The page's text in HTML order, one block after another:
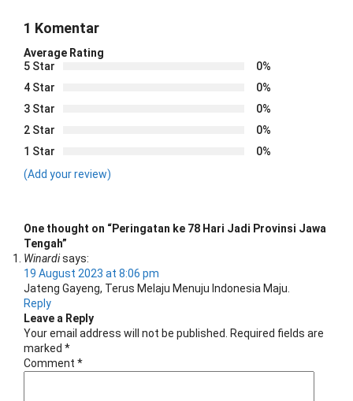
1 Komentar
Average Rating
5 Star
0%
4 Star
0%
3 Star
0%
2 Star
0%
1 Star
0%
(Add your review)
One thought on “Peringatan ke 78 Hari Jadi Provinsi Jawa
Tengah”
Winardisays:
19 August 2023 at 8:06 pm
Jateng Gayeng, Terus Melaju Menuju Indonesia Maju.
Reply
Leave a Reply
Your email address will not be published. Required fields are
marked *
Comment *